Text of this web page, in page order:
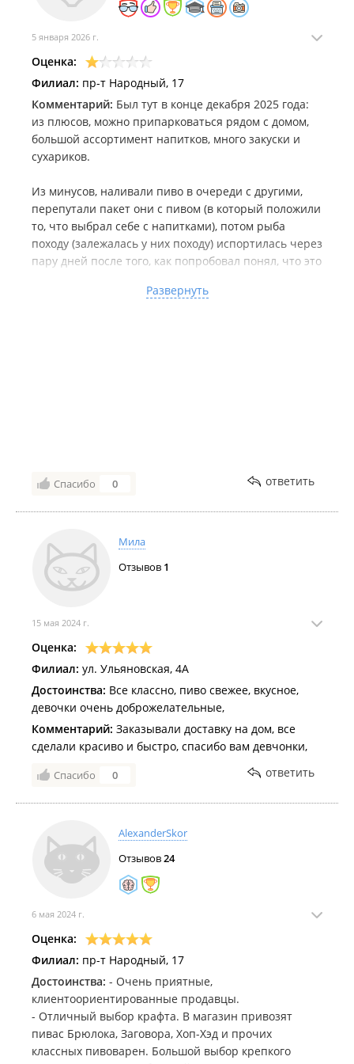
5 января 2026 г.
Оценка:
Филиал: пр-т Народный, 17
Комментарий: Был тут в конце декабря 2025 года:
из плюсов, можно припарковаться рядом с домом,
большой ассортимент напитков, много закуски и
сухариков.
Из минусов, наливали пиво в очереди с другими,
перепутали пакет они с пивом (в который положили
то, что выбрал себе с напитками), потом рыба
походу (залежалась у них походу) испортилась через
пару дней после того, как попробовал понял, что это
Развернуть
Спасибо 0 ответить
Мила
Отзывов 1
15 мая 2024 г.
Оценка:
Филиал: ул. Ульяновская, 4А
Достоинства: Все классно, пиво свежее, вкусное,
девочки очень доброжелательные,
Комментарий: Заказывали доставку на дом, все
сделали красиво и быстро, спасибо вам девчонки,
Спасибо 0 ответить
AlexanderSkor
Отзывов24
6 мая 2024 г.
Оценка:
Филиал: пр-т Народный, 17
Достоинства: - Очень приятные,
клиентоориентированные продавцы.
- Отличный выбор крафта. В магазин привозят
пивас Брюлока, Заговора, Хоп-Хэд и прочих
классных пивоварен. Большой выбор крепкого